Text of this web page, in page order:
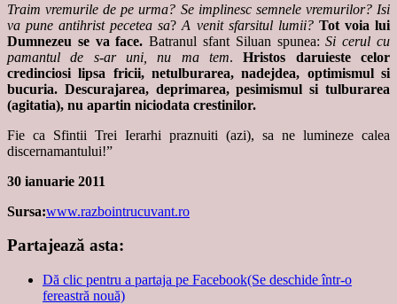
Traim vremurile de pe urma? Se implinesc semnele vremurilor? Isi
va pune antihrist pecetea sa? A venit sfarsitul lumii? Tot voia lui
Dumnezeu se va face.Batranul sfant Siluan spunea:Si cerul cu
pamantul de s-ar uni, nu ma tem.Hristos daruieste celor
credinciosi lipsa fricii, netulburarea, nadejdea, optimismul si
bucuria. Descurajarea, deprimarea, pesimismulsi tulburarea
(agitatia), nu apartin niciodata crestinilor.
Fie ca Sfintii Trei Ierarhi praznuiti (azi), sa ne lumineze calea
discernamantului!”
30 ianuarie 2011
Sursa:www.razbointrucuvant.ro
Partajează asta:
Dă clic pentru a partaja pe Facebook(Se deschide într-o
fereastră nouă)